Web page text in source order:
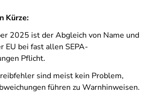
Kürze:
2025 ist der Abgleich von Name und
EU bei fast allen SEPA-
Pflicht.
sind meist kein Problem,
führen zu Warnhinweisen.